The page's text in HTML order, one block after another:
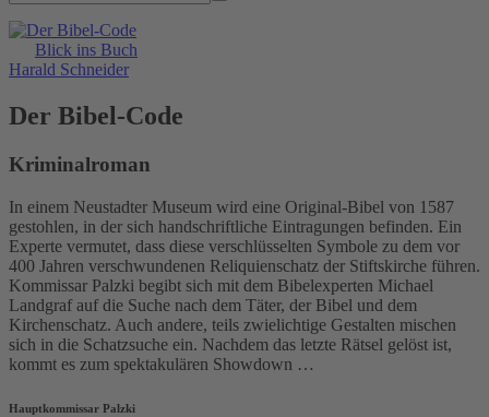
Blick ins Buch
Harald Schneider
Der Bibel-Code
Kriminalroman
In einem Neustadter Museum wird eine Original-Bibel von 1587
gestohlen, in der sich handschriftliche Eintragungen befinden. Ein
Experte vermutet, dass diese verschlüsselten Symbole zu dem vor
400 Jahren verschwundenen Reliquienschatz der Stiftskirche führen.
Kommissar Palzki begibt sich mit dem Bibelexperten Michael
Landgraf auf die Suche nach dem Täter, der Bibel und dem
Kirchenschatz. Auch andere, teils zwielichtige Gestalten mischen
sich in die Schatzsuche ein. Nachdem das letzte Rätsel gelöst ist,
kommt es zum spektakulären Showdown …
Hauptkommissar Palzki